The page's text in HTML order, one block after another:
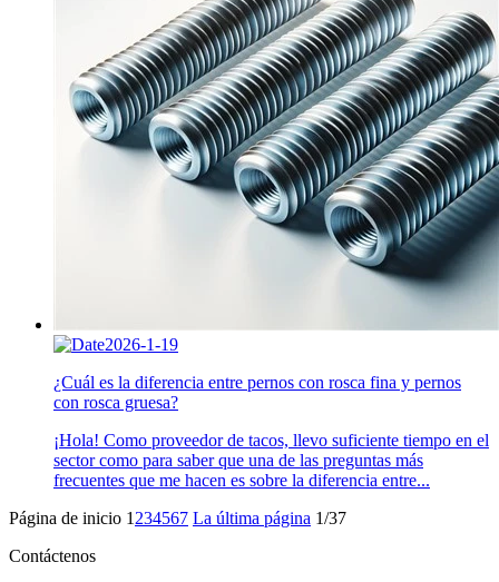
2026-1-19
¿Cuál es la diferencia entre pernos con rosca fina y pernos
con rosca gruesa?
¡Hola! Como proveedor de tacos, llevo suficiente tiempo en el
sector como para saber que una de las preguntas más
frecuentes que me hacen es sobre la diferencia entre...
Página de inicio 1 234567 La última página 1/37
Contáctenos